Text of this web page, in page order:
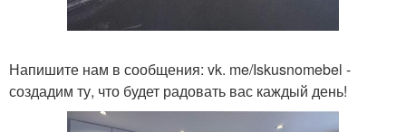
Напишите нам в сообщения: vk. me/Iskusnomebel -
создадим ту, что будет радовать вас каждый день!